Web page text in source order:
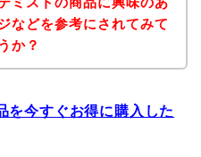
などを参考にされてみて
か？
を今すぐお得に購入した